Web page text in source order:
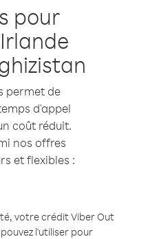
pour
permet de
d'appel
coût réduit.
nos offres
et flexibles :
votre crédit Viber Out
l'utiliser pour